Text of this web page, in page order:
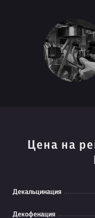
Цена на
Декальцинация
Декофенация